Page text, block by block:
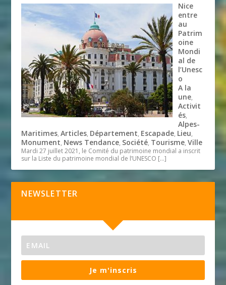
Nice
entre
au
Patrim
oine
Mondi
al de
l’Unesc
o
A la
une,
Activit
és,
Alpes-
Maritimes,Articles, Département, Escapade, Lieu,
Monument, News Tendance, Société, Tourisme,Ville
Mardi 27 juillet 2021, le Comité du patrimoine mondial a inscrit
sur la Liste du patrimoine mondial de l’UNESCO […]
NEWSLETTER
Je m'inscris